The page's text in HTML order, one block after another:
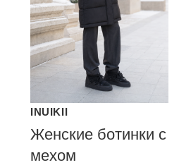
INUIKII
Женские ботинки с
мехом